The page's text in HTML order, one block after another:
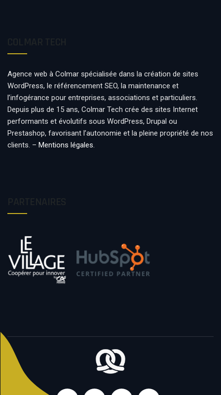
Agence web à Colmar spécialisée dans la création de sites
WordPress, le référencement SEO, la maintenance et
l’infogérance pour entreprises, associations et particuliers.
Depuis plus de 15 ans, Colmar Tech crée des sites Internet
performants et évolutifs sous WordPress, Drupal ou
Prestashop, favorisant l’autonomie et la pleine propriété de nos
clients. – Mentions légales.